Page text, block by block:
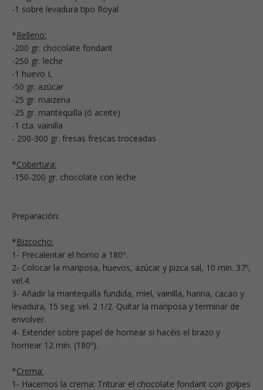
-1 sobre levadura tipo Royal
*Relleno:
-200 gr. chocolate fondant
-250 gr. leche
-1 huevo L
-50 gr. azúcar
-25 gr. maizena
-25 gr. mantequilla (ó aceite)
-1 cta. vainilla
- 200-300 gr. fresas frescas troceadas
*Cobertura:
-150-200 gr. chocolate con leche
Preparación:
*Bizcocho:
1- Precalentar el horno a 180º.
2- Colocar la mariposa, huevos, azúcar y pizca sal, 10 min. 37º,
vel.4.
3- Añadir la mantequilla fundida, miel, vainilla, harina, cacao y
levadura, 15 seg. vel. 2 1/2. Quitar la mariposa y terminar de
envolver.
4- Extender sobre papel de hornear si hacéis el brazo y
hornear 12 min. (180º).
*Crema:
1- Hacemos la crema: Triturar el chocolate fondant con golpes